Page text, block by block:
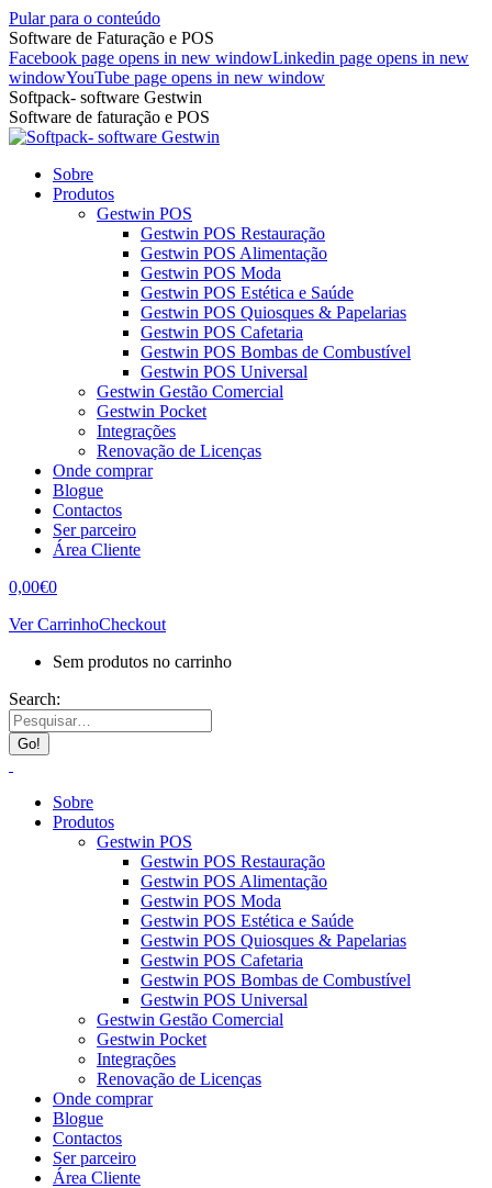
Pular para o conteúdo
Software de Faturação e POS
Facebook page opens in new windowLinkedin page opens in new
windowYouTube page opens in new window
Softpack- software Gestwin
Software de faturação e POS
Sobre
Produtos
Gestwin POS
Gestwin POS Restauração
Gestwin POS Alimentação
Gestwin POS Moda
Gestwin POS Estética e Saúde
Gestwin POS Quiosques & Papelarias
Gestwin POS Cafetaria
Gestwin POS Bombas de Combustível
Gestwin POS Universal
Gestwin Gestão Comercial
Gestwin Pocket
Integrações
Renovação de Licenças
Onde comprar
Blogue
Contactos
Ser parceiro
Área Cliente
0,00€0
Ver CarrinhoCheckout
Sem produtos no carrinho
Search:
Sobre
Produtos
Gestwin POS
Gestwin POS Restauração
Gestwin POS Alimentação
Gestwin POS Moda
Gestwin POS Estética e Saúde
Gestwin POS Quiosques & Papelarias
Gestwin POS Cafetaria
Gestwin POS Bombas de Combustível
Gestwin POS Universal
Gestwin Gestão Comercial
Gestwin Pocket
Integrações
Renovação de Licenças
Onde comprar
Blogue
Contactos
Ser parceiro
Área Cliente